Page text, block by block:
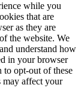
while you
that are
as they are
the website. We
understand how
in your browser
to opt-out of these
may affect your